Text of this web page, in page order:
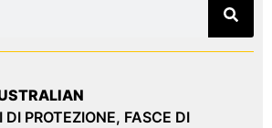
DI PROTEZIONE, FASCE DI